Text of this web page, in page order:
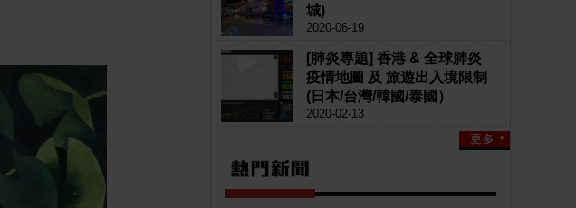
城)
2020-06-19
[肺炎專題] 香港 & 全球肺炎
疫情地圖 及 旅遊出入境限制
(日本/台灣/韓國/泰國）
2020-02-13